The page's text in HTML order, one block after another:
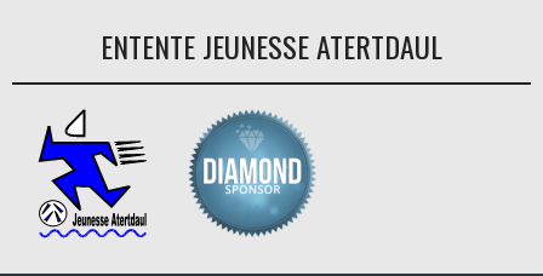
ENTENTE JEUNESSE ATERTDAUL